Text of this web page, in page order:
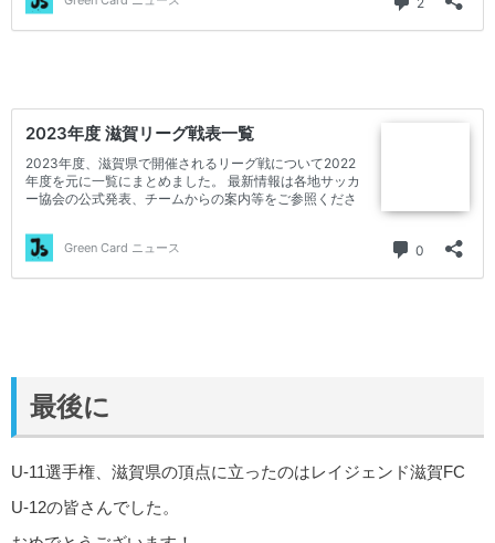
最後に
U-11選手権、滋賀県の頂点に立ったのはレイジェンド滋賀FC
U-12の皆さんでした。